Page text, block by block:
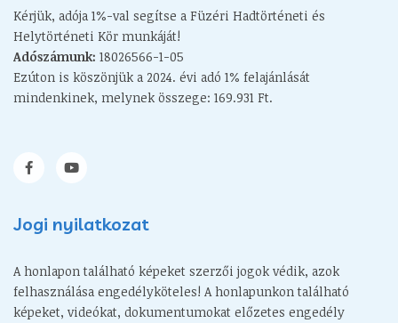
Kérjük, adója 1%-val segítse a Füzéri Hadtörténeti és
Helytörténeti Kör munkáját!
Adószámunk: 18026566-1-05
Ezúton is köszönjük a 2024. évi adó 1% felajánlását
mindenkinek, melynek összege: 169.931 Ft.
Jogi nyilatkozat
A honlapon található képeket szerzői jogok védik, azok
felhasználása engedélyköteles! A honlapunkon található
képeket, videókat, dokumentumokat előzetes engedély